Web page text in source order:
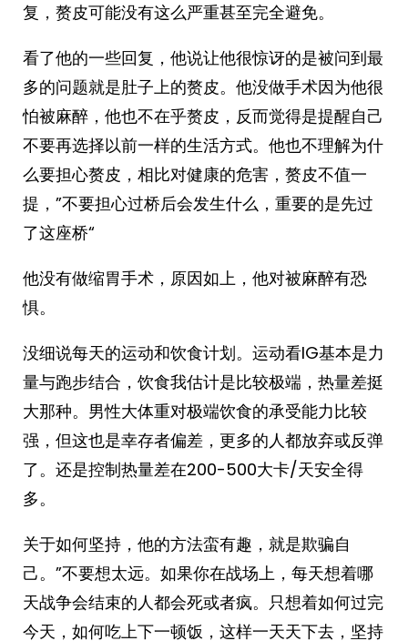
复，赘皮可能没有这么严重甚至完全避免。
看了他的一些回复，他说让他很惊讶的是被问到最
多的问题就是肚子上的赘皮。他没做手术因为他很
怕被麻醉，他也不在乎赘皮，反而觉得是提醒自己
不要再选择以前一样的生活方式。他也不理解为什
么要担心赘皮，相比对健康的危害，赘皮不值一
提，”不要担心过桥后会发生什么，重要的是先过
了这座桥“
他没有做缩胃手术，原因如上，他对被麻醉有恐
惧。
没细说每天的运动和饮食计划。运动看IG基本是力
量与跑步结合，饮食我估计是比较极端，热量差挺
大那种。男性大体重对极端饮食的承受能力比较
强，但这也是幸存者偏差，更多的人都放弃或反弹
了。还是控制热量差在200-500大卡/天安全得
多。
关于如何坚持，他的方法蛮有趣，就是欺骗自
己。”不要想太远。如果你在战场上，每天想着哪
天战争会结束的人都会死或者疯。只想着如何过完
今天，如何吃上下一顿饭，这样一天天下去，坚持